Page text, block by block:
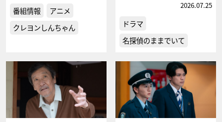
番組情報
アニメ
クレヨンしんちゃん
2026.07.25
ドラマ
名探偵のままでいて